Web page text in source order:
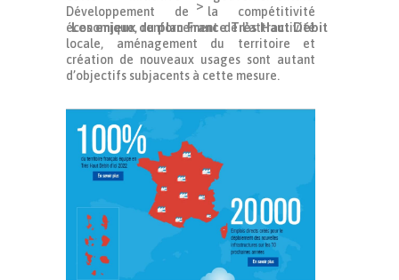
>
Les enjeux du plan France Très Haut Débit
Développement de la compétitivité
économique, renforcement de l’attractivité
locale, aménagement du territoire et
création de nouveaux usages sont autant
d’objectifs subjacents à cette mesure.